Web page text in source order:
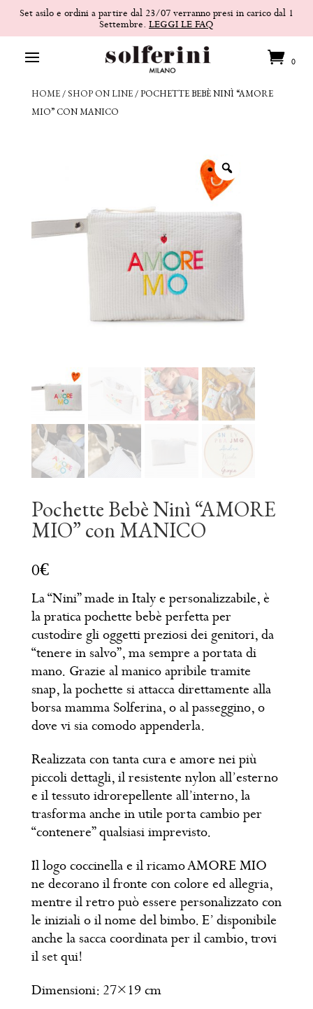
Set asilo e ordini a partire dal 23/07 verranno presi in carico dal 1
Settembre. LEGGI LE FAQ
0
HOME/ SHOP ON LINE/POCHETTE BEBÈ NINÌ “AMORE
MIO” CON MANICO
Pochette Bebè Ninì “AMORE
MIO” con MANICO
0€‏
La “Nini” made in Italy e personalizzabile, è
la pratica pochette bebè perfetta per
custodire gli oggetti preziosi dei genitori, da
“tenere in salvo”, ma sempre a portata di
mano. Grazie al manico apribile tramite
snap, la pochette si attacca direttamente alla
borsa mamma Solferina, o al passeggino, o
dove vi sia comodo appenderla.
Realizzata con tanta cura e amore nei più
piccoli dettagli, il resistente nylon all’esterno
e il tessuto idrorepellente all’interno, la
trasforma anche in utile porta cambio per
“contenere” qualsiasi imprevisto.
Il logo coccinella e il ricamo AMORE MIO
ne decorano il fronte con colore ed allegria,
mentre il retro può essere personalizzato con
le iniziali o il nome del bimbo. E’ disponibile
anche la sacca coordinata per il cambio, trovi
ilsetqui!
Dimensioni: 27×19 cm